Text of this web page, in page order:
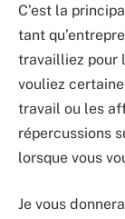
C’est la
tant
travailliez pour
vouliez
travail ou les
répercussions
lorsque vous
Je vous